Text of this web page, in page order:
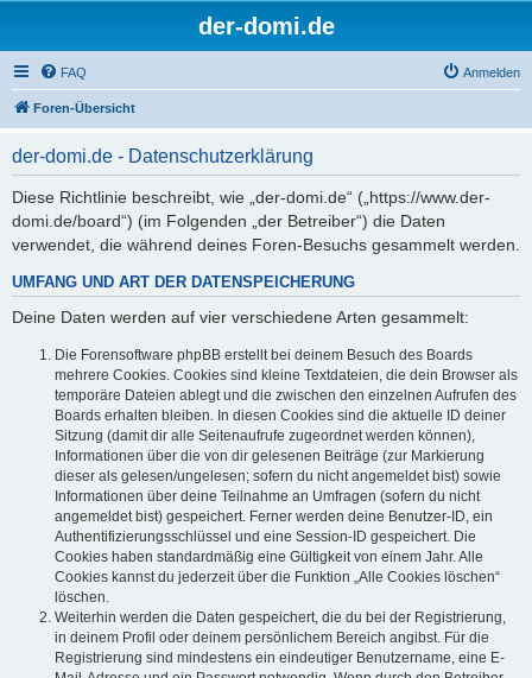
der-domi.de
FAQ Anmelden
Foren-Übersicht
der-domi.de - Datenschutzerklärung
Diese Richtlinie beschreibt, wie „der-domi.de“ („https://www.der-
domi.de/board“) (im Folgenden „der Betreiber“) die Daten
verwendet, die während deines Foren-Besuchs gesammelt werden.
UMFANG UND ART DER DATENSPEICHERUNG
Deine Daten werden auf vier verschiedene Arten gesammelt:
Die Forensoftware phpBB erstellt bei deinem Besuch des Boards
mehrere Cookies. Cookies sind kleine Textdateien, die dein Browser als
temporäre Dateien ablegt und die zwischen den einzelnen Aufrufen des
Boards erhalten bleiben. In diesen Cookies sind die aktuelle ID deiner
Sitzung (damit dir alle Seitenaufrufe zugeordnet werden können),
Informationen über die von dir gelesenen Beiträge (zur Markierung
dieser als gelesen/ungelesen; sofern du nicht angemeldet bist) sowie
Informationen über deine Teilnahme an Umfragen (sofern du nicht
angemeldet bist) gespeichert. Ferner werden deine Benutzer-ID, ein
Authentifizierungsschlüssel und eine Session-ID gespeichert. Die
Cookies haben standardmäßig eine Gültigkeit von einem Jahr. Alle
Cookies kannst du jederzeit über die Funktion „Alle Cookies löschen“
löschen.
Weiterhin werden die Daten gespeichert, die du bei der Registrierung,
in deinem Profil oder deinem persönlichem Bereich angibst. Für die
Registrierung sind mindestens ein eindeutiger Benutzername, eine E-